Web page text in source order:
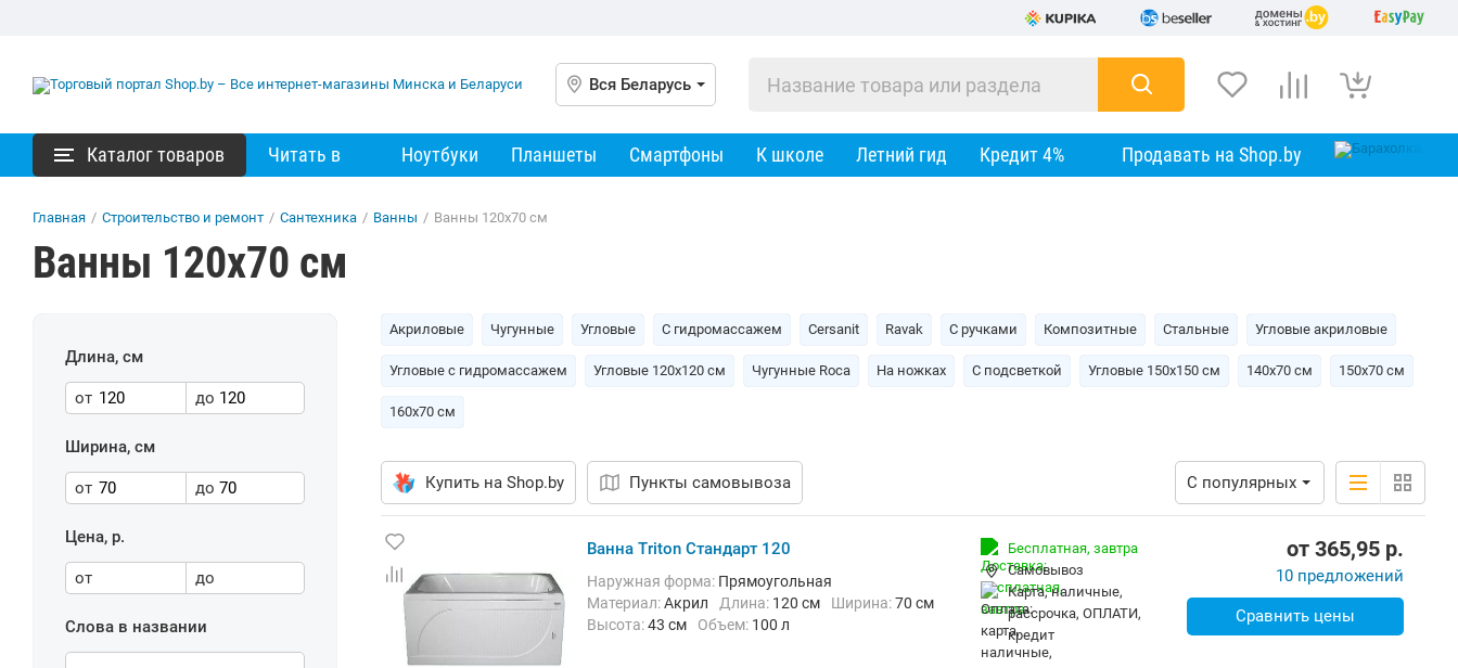
Вся Беларусь
Каталог товаров Читать в Ноутбуки Планшеты Смартфоны К школе Летний гид Кредит 4% Продавать на Shop.by
Главная / Строительство и ремонт / Сантехника / Ванны / Ванны 120х70 см
Ванны 120х70 см
Длина, см
от до
Ширина, см
от до
Цена, р.
от до
Слова в названии
Акриловые Чугунные Угловые С гидромассажем Cersanit Ravak С ручками Композитные Стальные Угловые акриловые
Угловые с гидромассажем Угловые 120х120 см Чугунные Roca На ножках С подсветкой Угловые 150х150 см 140х70 см 150х70 см
160х70 см
Купить на Shop.by Пункты самовывоза С популярных
Ванна Triton Стандарт 120
Наружная форма: Прямоугольная
Материал:Акрил Длина: 120 см Ширина:70 см
Высота:43 см Объем: 100 л
Бесплатная, завтра
Самовывоз
карта, наличные,
рассрочка, ОПЛАТИ,
кредит
от 365,95 p.
10 предложений
Сравнить цены